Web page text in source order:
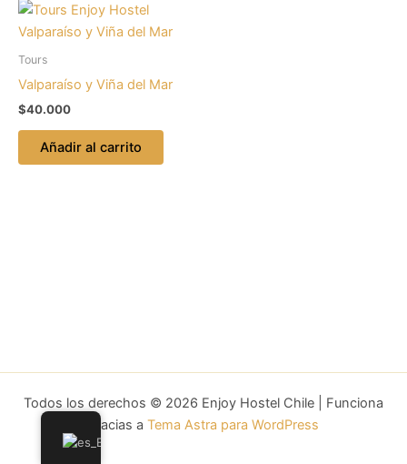
Tours
Valparaíso y Viña del Mar
$40.000
Añadir al carrito
Todos los derechos © 2026 Enjoy Hostel Chile | Funciona
gracias a Tema Astra para WordPress